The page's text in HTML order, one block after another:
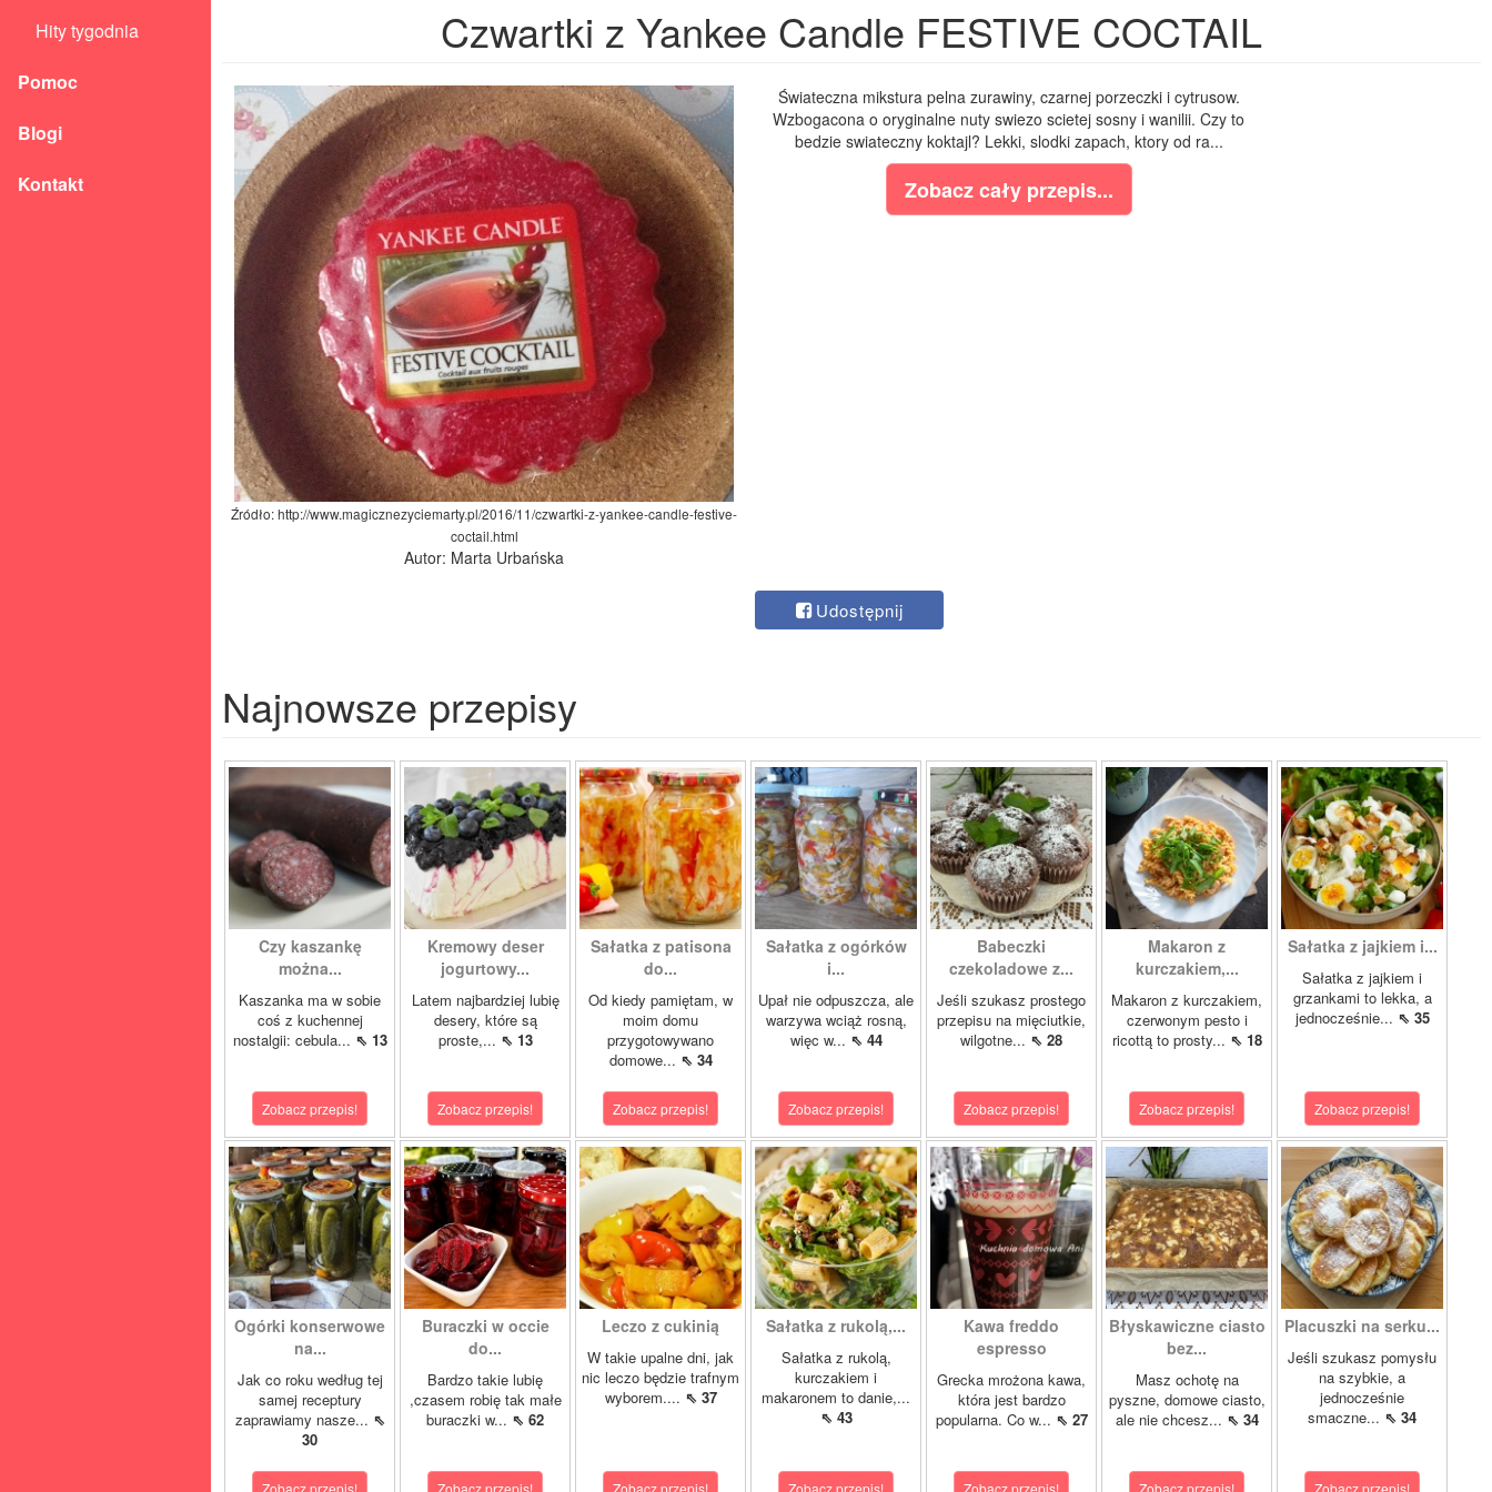
Hity tygodnia
Pomoc
Blogi
Kontakt
Czwartki z Yankee Candle FESTIVE COCTAIL
Źródło: http://www.magicznezyciemarty.pl/2016/11/czwartki-z-yankee-candle-festive-
coctail.html
Autor: Marta Urbańska
Świateczna mikstura pelna zurawiny, czarnej porzeczki i cytrusow.
Wzbogacona o oryginalne nuty swiezo scietej sosny i wanilii. Czy to
bedzie swiateczny koktajl? Lekki, slodki zapach, ktory od ra...
Zobacz cały przepis...
Udostępnij
Najnowsze przepisy
Czy kaszankę
można...
Kaszanka ma w sobie
coś z kuchennej
nostalgii: cebula... ⇖ 13
Zobacz przepis!
Kremowy deser
jogurtowy...
Latem najbardziej lubię
desery, które są
proste,... ⇖ 13
Zobacz przepis!
Sałatka z patisona
do...
Od kiedy pamiętam, w
moim domu
przygotowywano
domowe... ⇖ 34
Zobacz przepis!
Sałatka z ogórków
i...
Upał nie odpuszcza, ale
warzywa wciąż rosną,
więc w... ⇖ 44
Zobacz przepis!
Babeczki
czekoladowe z...
Jeśli szukasz prostego
przepisu na mięciutkie,
wilgotne... ⇖ 28
Zobacz przepis!
Makaron z
kurczakiem,...
Makaron z kurczakiem,
czerwonym pesto i
ricottą to prosty... ⇖ 18
Zobacz przepis!
Sałatka z jajkiem i...
Sałatka z jajkiem i
grzankami to lekka, a
jednocześnie... ⇖ 35
Zobacz przepis!
Ogórki konserwowe
na...
Jak co roku według tej
samej receptury
zaprawiamy nasze... ⇖
30
Zobacz przepis!
Buraczki w occie
do...
Bardzo takie lubię
,czasem robię tak małe
buraczki w... ⇖ 62
Zobacz przepis!
Leczo z cukinią
W takie upalne dni, jak
nic leczo będzie trafnym
wyborem.... ⇖ 37
Zobacz przepis!
Sałatka z rukolą,...
Sałatka z rukolą,
kurczakiem i
makaronem to danie,...
⇖ 43
Zobacz przepis!
Kawa freddo
espresso
Grecka mrożona kawa,
która jest bardzo
popularna. Co w... ⇖ 27
Zobacz przepis!
Błyskawiczne ciasto
bez...
Masz ochotę na
pyszne, domowe ciasto,
ale nie chcesz... ⇖ 34
Zobacz przepis!
Placuszki na serku...
Jeśli szukasz pomysłu
na szybkie, a
jednocześnie
smaczne... ⇖ 34
Zobacz przepis!